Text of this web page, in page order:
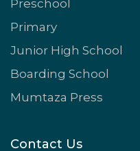
Preschool
Primary
Junior High School
Boarding School
Mumtaza Press
Contact Us